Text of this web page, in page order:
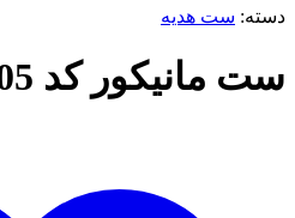
دسته: ست هدیه
ست مانیکور کد M205